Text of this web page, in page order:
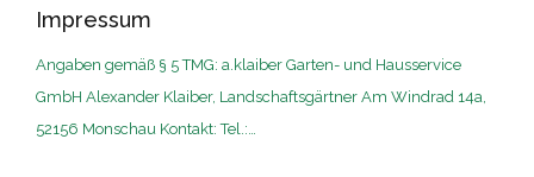
Impressum
Angaben gemäß § 5 TMG: a.klaiber Garten- und Hausservice
GmbH Alexander Klaiber, Landschaftsgärtner Am Windrad 14a,
52156 Monschau Kontakt: Tel.:…